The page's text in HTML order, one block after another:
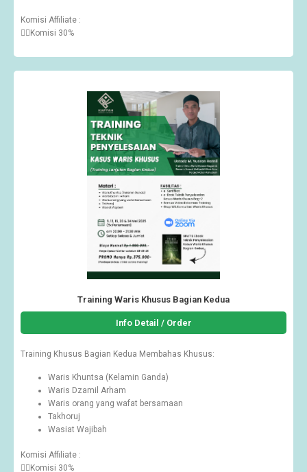
Komisi Affiliate :
👉🏽Komisi 30%
Training Waris Khusus Bagian Kedua
Info Detail / Order
Training Khusus Bagian Kedua Membahas Khusus:
Waris Khuntsa (Kelamin Ganda)
Waris Dzamil Arham
Waris orang yang wafat bersamaan
Takhoruj
Wasiat Wajibah
Komisi Affiliate :
👉🏽Komisi 30%